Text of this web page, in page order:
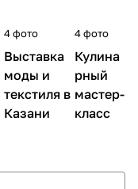
4 фото
Выставка
моды и
текстиля в
Казани
4 фото
Кулина
рный
мастер-
класс